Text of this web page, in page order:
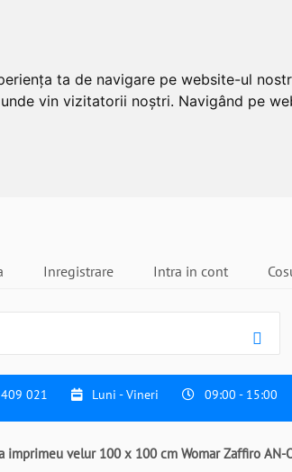
ta de navigare pe website-ul
vin vizitatorii noștri. Navigând pe
Inregistrare Intra in cont
021 Luni - Vineri 09:00 - 15:00
imprimeu velur 100 x 100 cm Womar Zaffiro AN-